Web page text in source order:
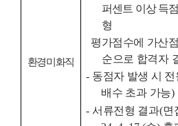
퍼센트 이상 득
형
평가점수에 가산
순으로 합격자
- 동점자 발생 시
배수 초과 가능)
- 서류전형 결과(면
환경미화직